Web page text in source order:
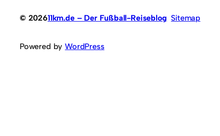
© 202611km.de – Der Fußball-Reiseblog Sitemap
Powered byWordPress